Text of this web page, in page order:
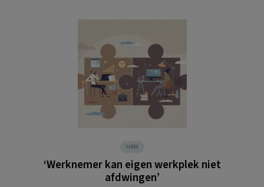
HRM
‘Werknemer kan eigen werkplek niet
afdwingen’